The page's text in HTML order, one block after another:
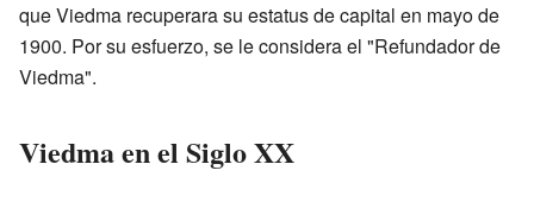
que Viedma recuperara su estatus de capital en mayo de
1900. Por su esfuerzo, se le considera el "Refundador de
Viedma".
Viedma en el Siglo XX